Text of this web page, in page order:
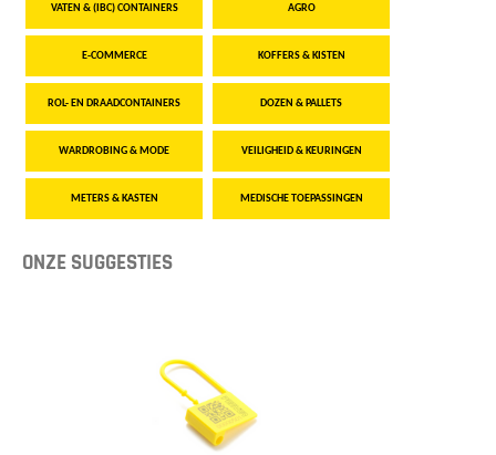
VATEN & (IBC) CONTAINERS AGRO
E-COMMERCE KOFFERS & KISTEN
ROL- EN DRAADCONTAINERS DOZEN & PALLETS
WARDROBING & MODE VEILIGHEID & KEURINGEN
METERS & KASTEN MEDISCHE TOEPASSINGEN
ONZE SUGGESTIES